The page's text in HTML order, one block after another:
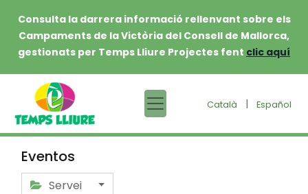
Consulta la darrera informació rellenvant sobre els
Campaments de la Victòria del Consell de Mallorca,
gestionats per Temps Lliure Projectes fent clic aquí
Català | Español
Eventos
Servei